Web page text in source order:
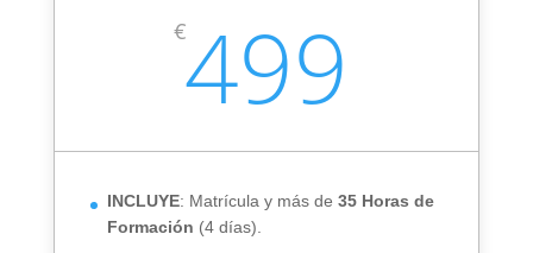
€499
INCLUYE: Matrícula y más de 35 Horas de
Formación (4 días).